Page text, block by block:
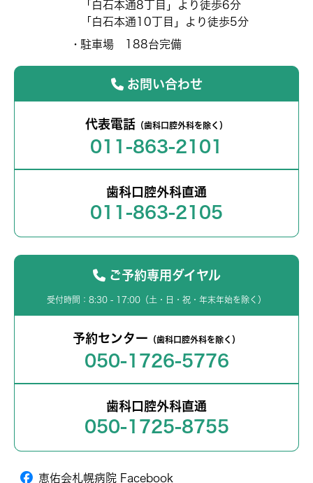
「白石本通8丁目」より徒歩6分
「白石本通10丁目」より徒歩5分
駐車場 188台完備
お問い合わせ
代表電話 （歯科口腔外科を除く）
011-863-2101
歯科口腔外科直通
011-863-2105
ご予約専用ダイヤル
受付時間：8:30 - 17:00（土・日・祝・年末年始を除く）
予約センター （歯科口腔外科を除く）
050-1726-5776
歯科口腔外科直通
050-1725-8755
恵佑会札幌病院 Facebook